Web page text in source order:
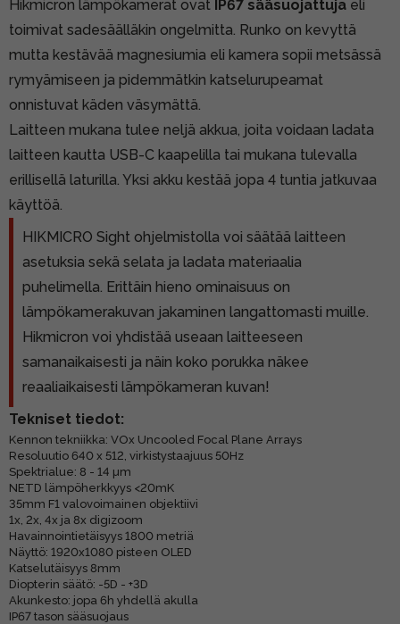
Hikmicron lämpökamerat ovat IP67 sääsuojattuja eli
toimivat sadesäälläkin ongelmitta. Runko on kevyttä
mutta kestävää magnesiumia eli kamera sopii metsässä
rymyämiseen ja pidemmätkin katselurupeamat
onnistuvat käden väsymättä.
Laitteen mukana tulee neljä akkua, joita voidaan ladata
laitteen kautta USB-C kaapelilla tai mukana tulevalla
erillisellä laturilla. Yksi akku kestää jopa 4 tuntia jatkuvaa
käyttöä.
HIKMICRO Sight ohjelmistolla voi säätää laitteen
asetuksia sekä selata ja ladata materiaalia
puhelimella. Erittäin hieno ominaisuus on
lämpökamerakuvan jakaminen langattomasti muille.
Hikmicron voi yhdistää useaan laitteeseen
samanaikaisesti ja näin koko porukka näkee
reaaliaikaisesti lämpökameran kuvan!
Tekniset tiedot:
Kennon tekniikka: VOx Uncooled Focal Plane Arrays
Resoluutio 640 x 512, virkistystaajuus 50Hz
Spektrialue: 8 - 14 µm
NETD lämpöherkkyys <20mK
35mm F1 valovoimainen objektiivi
1x, 2x, 4x ja 8x digizoom
Havainnointietäisyys 1800 metriä
Näyttö: 1920x1080 pisteen OLED
Katselutäisyys 8mm
Diopterin säätö: -5D - +3D
Akunkesto: jopa 6h yhdellä akulla
IP67 tason sääsuojaus